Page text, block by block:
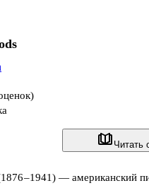
Читать
–1941) — американский